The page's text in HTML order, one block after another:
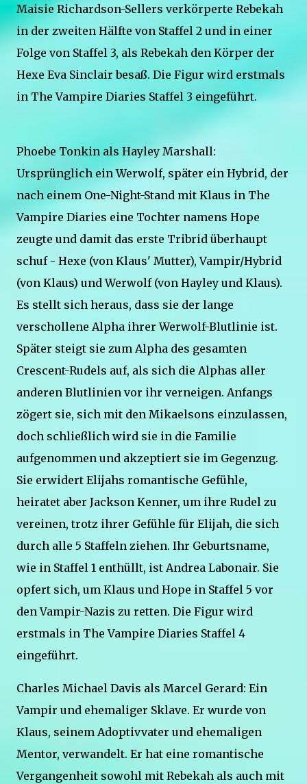
Maisie Richardson-Sellers verkörperte Rebekah
in der zweiten Hälfte von Staffel 2 und in einer
Folge von Staffel 3, als Rebekah den Körper der
Hexe Eva Sinclair besaß. Die Figur wird erstmals
in The Vampire Diaries Staffel 3 eingeführt.
Phoebe Tonkin als Hayley Marshall:
Ursprünglich ein Werwolf, später ein Hybrid, der
nach einem One-Night-Stand mit Klaus in The
Vampire Diaries eine Tochter namens Hope
zeugte und damit das erste Tribrid überhaupt
schuf - Hexe (von Klaus' Mutter), Vampir/Hybrid
(von Klaus) und Werwolf (von Hayley und Klaus).
Es stellt sich heraus, dass sie der lange
verschollene Alpha ihrer Werwolf-Blutlinie ist.
Später steigt sie zum Alpha des gesamten
Crescent-Rudels auf, als sich die Alphas aller
anderen Blutlinien vor ihr verneigen. Anfangs
zögert sie, sich mit den Mikaelsons einzulassen,
doch schließlich wird sie in die Familie
aufgenommen und akzeptiert sie im Gegenzug.
Sie erwidert Elijahs romantische Gefühle,
heiratet aber Jackson Kenner, um ihre Rudel zu
vereinen, trotz ihrer Gefühle für Elijah, die sich
durch alle 5 Staffeln ziehen. Ihr Geburtsname,
wie in Staffel 1 enthüllt, ist Andrea Labonair. Sie
opfert sich, um Klaus und Hope in Staffel 5 vor
den Vampir-Nazis zu retten. Die Figur wird
erstmals in The Vampire Diaries Staffel 4
eingeführt.
Charles Michael Davis als Marcel Gerard: Ein
Vampir und ehemaliger Sklave. Er wurde von
Klaus, seinem Adoptivvater und ehemaligen
Mentor, verwandelt. Er hat eine romantische
Vergangenheit sowohl mit Rebekah als auch mit